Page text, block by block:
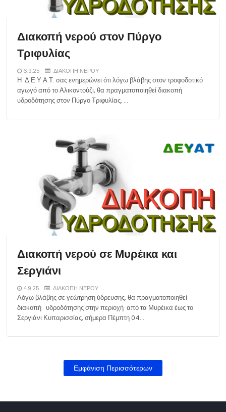
Διακοπή νερού στον Πύργο
Τριφυλίας
6.9.25 ΔΙΑΚΟΠΗ ΝΕΡΟΥ
Η Δ.Ε.Υ.Α.Τ. σας ενημερώνει ότι λόγω βλάβης στον τροφοδοτικό
αγωγό από το Αλικοντούζι, θα πραγματοποιηθεί διακοπή
υδροδότησης στον Πύργο Τριφυλίας, …
Διακοπή νερού σε Μυρέικα και
Σεργιάνι
4.9.25 ΔΙΑΚΟΠΗ ΝΕΡΟΥ
Λόγω βλάβης σε γεώτρηση ύδρευσης, θα πραγματοποιηθεί
διακοπή υδροδότησης στην περιοχή από τα Μυρέικα έως το
Σεργιάνι Κυπαρισσίας, σήμερα Πέμπτη 04…
Εμφάνιση Περισσότερων